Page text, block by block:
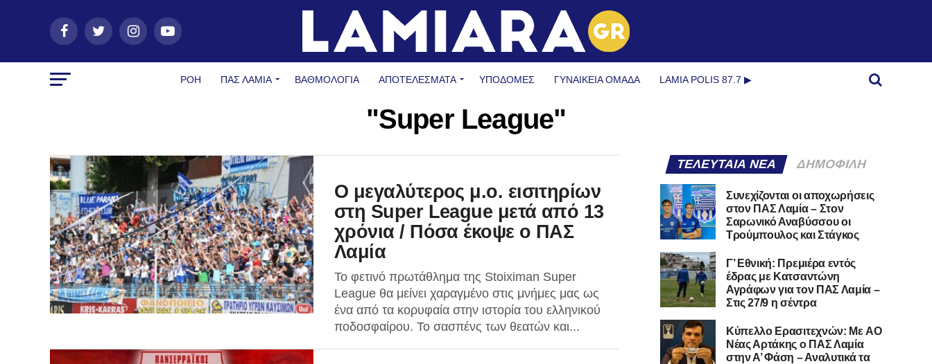
ΡΟΗ ΠΑΣ ΛΑΜΊΑ ΒΑΘΜΟΛΟΓΙΑ ΑΠΟΤΕΛΕΣΜΑΤΑ ΥΠΟΔΟΜΈΣ ΓΥΝΑΙΚΕΊΑ ΟΜΆΔΑ LAMIA POLIS 87.7 ▶︎
"Super League"
Ο μεγαλύτερος μ.ο. εισιτηρίων
στη Super League μετά από 13
χρόνια / Πόσα έκοψε ο ΠΑΣ
Λαμία
Το φετινό πρωτάθλημα της Stoiximan Super
League θα μείνει χαραγμένο στις μνήμες μας ως
ένα από τα κορυφαία στην ιστορία του ελληνικού
ποδοσφαίρου. Το σασπένς των θεατών και...
ΤΕΛΕΥΤΑΊΑ ΝΈΑ ΔΗΜΟΦΙΛΉ
Συνεχίζονται οι αποχωρήσεις
στον ΠΑΣ Λαμία – Στον
Σαρωνικό Αναβύσσου οι
Τρούμπουλος και Στάγκος
Γ’ Εθνική: Πρεμιέρα εντός
έδρας με Κατσαντώνη
Αγράφων για τον ΠΑΣ Λαμία –
Στις 27/9 η σέντρα
Kύπελλο Ερασιτεχνών: Με AO
Nέας Αρτάκης ο ΠΑΣ Λαμία
στην Α’ Φάση – Αναλυτικά τα